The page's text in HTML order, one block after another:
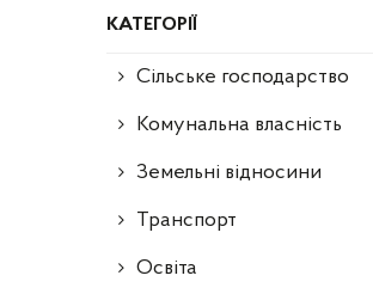
КАТЕГОРІЇ
Сільське господарство
Комунальна власність
Земельні відносини
Транспорт
Освіта